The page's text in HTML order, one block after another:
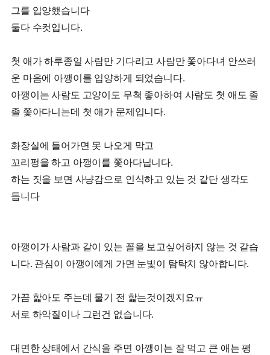
그를 입양했습니다
둘다 수컷입니다.
첫 애가 하루종일 사람만 기다리고 사람만 쫓아다녀 안쓰러
운 마음에 아깽이를 입양하게 되었습니다.
아깽이는 사람도 고양이도 무척 좋아하여 사람도 첫 애도 졸
졸 쫓아다니는데 첫 애가 문제입니다.
화장실에 들어가면 못 나오게 막고
꼬리펑을 하고 아깽이를 쫓아다닙니다.
하는 짓을 보면 사냥감으로 인식하고 있는 것 같단 생각도
듭니다
아깽이가 사람과 같이 있는 꼴을 보고싶어하지 않는 것 같습
니다. 관심이 아깽이에게 가면 눈빛이 탐탁치 않아합니다.
가끔 핥아도 주는데 물기 전 핥는것이겠지요ㅠ
서로 하악질이나 그런건 없습니다.
대면한 상태에서 간식을 주면 아깽이는 잘 먹고 큰 애는 평